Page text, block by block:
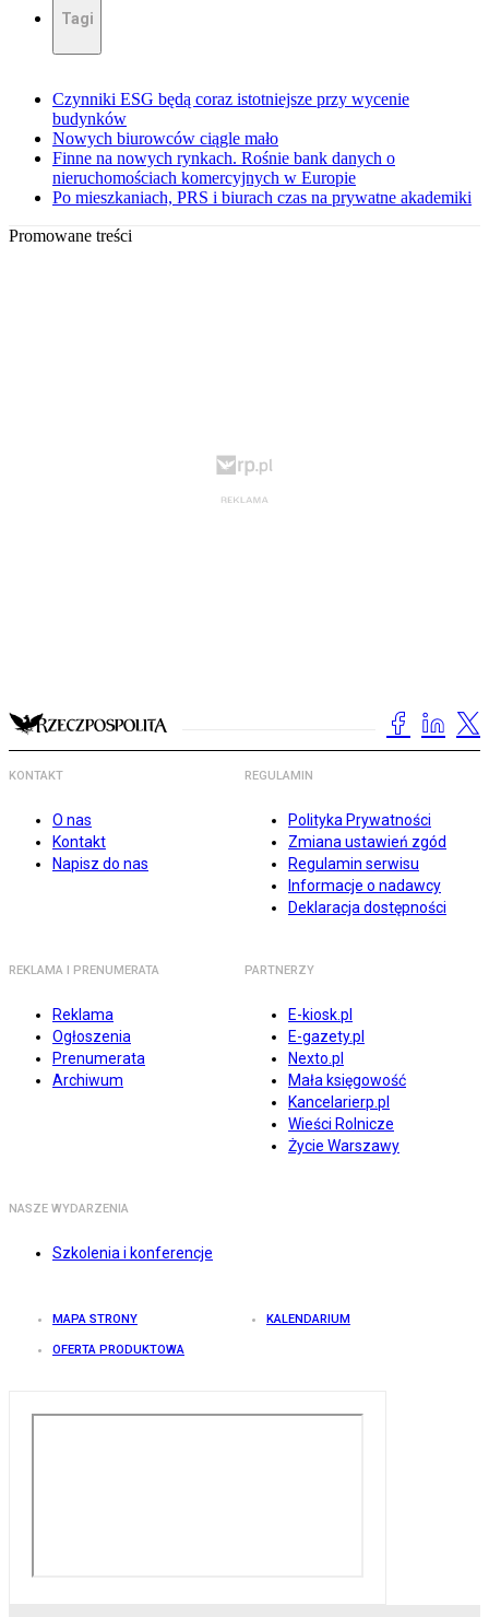
Tagi
Czynniki ESG będą coraz istotniejsze przy wycenie
budynków
Nowych biurowców ciągle mało
Finne na nowych rynkach. Rośnie bank danych o
nieruchomościach komercyjnych w Europie
Po mieszkaniach, PRS i biurach czas na prywatne akademiki
Promowane treści
KONTAKT
O nas
Kontakt
Napisz do nas
REGULAMIN
Polityka Prywatności
Zmiana ustawień zgód
Regulamin serwisu
Informacje o nadawcy
Deklaracja dostępności
REKLAMA I PRENUMERATA
Reklama
Ogłoszenia
Prenumerata
Archiwum
PARTNERZY
E-kiosk.pl
E-gazety.pl
Nexto.pl
Mała księgowość
Kancelarierp.pl
Wieści Rolnicze
Życie Warszawy
NASZE WYDARZENIA
Szkolenia i konferencje
MAPA STRONY KALENDARIUM
OFERTA PRODUKTOWA